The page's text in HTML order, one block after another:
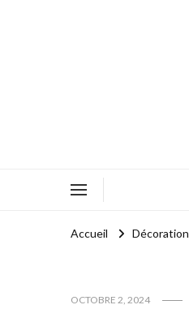
Accueil Décoration
OCTOBRE 2, 2024